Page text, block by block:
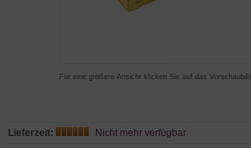
Für eine größere Ansicht klicken Sie auf das Vorschaubild
Lieferzeit:
Nicht mehr verfügbar